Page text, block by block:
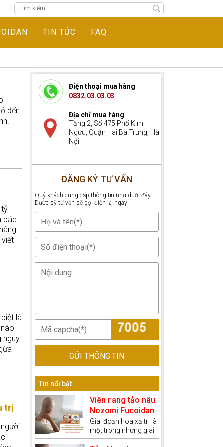
TIN TỨC FAQ
đến
tỷ
bác
là
nguy
trị
Điện thoại mua hàng
0832.03.03.03
Địa chỉ mua hàng
Tầng 2, Số 475 Phố Kim
Ngưu, Quận Hai Bà Trưng, Hà
Nội
ĐĂNG KÝ TƯ VẤN
Quý khách cung cấp thông tin như duới đây.
Dược sỹ tư vẫn sẽ gọi điện lại ngay
GỬI THÔNG TIN
Tin nổi bật
Viên nang tảo nâu
Nozomi Fucoidan
kết hợp với thực
dưỡng miễn dịch
giúp bệnh nhân
Giai đoạn hoá xạ trị là
một trong nhưng giai
đoạn khốc nghiệt